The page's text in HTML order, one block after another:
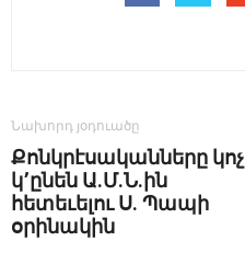
Նախորդ յօդուածը
Քոնկրէսականները կոչ
կ՚ընեն Ա.Մ.Ն.ին
հետեւելու Ս. Պապի
օրինակին